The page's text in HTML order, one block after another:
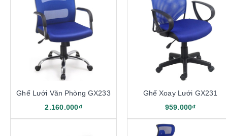
Ghế Lưới Văn Phòng GX233
2.160.000₫
Ghế Xoay Lưới GX231
959.000₫